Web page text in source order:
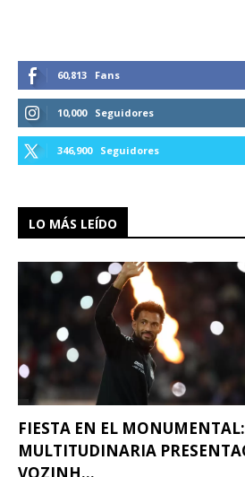
60,813 Fans
10,000 Seguidores
346,900 Seguidores
LO MÁS LEÍDO
FIESTA EN EL
MULTITUDINARIA
VOZINH...